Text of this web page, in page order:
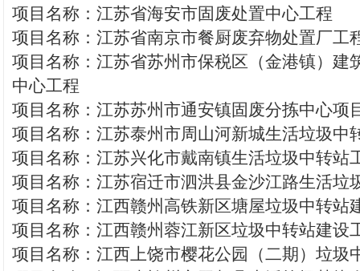
项目名称：江苏省海安市固废处置中心工程
项目名称：江苏省南京市餐厨废弃物处置厂工
项目名称：江苏省苏州市保税区（金港镇）建
中心工程
项目名称：江苏苏州市通安镇固废分拣中心项
项目名称：江苏泰州市周山河新城生活垃圾中
项目名称：江苏兴化市戴南镇生活垃圾中转站
项目名称：江苏宿迁市泗洪县金沙江路生活垃
项目名称：江西赣州高铁新区塘屋垃圾中转站
项目名称：江西赣州蓉江新区垃圾中转站建设
项目名称：江西上饶市樱花公园（二期）垃圾